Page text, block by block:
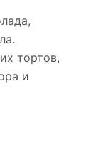
тортов,
и